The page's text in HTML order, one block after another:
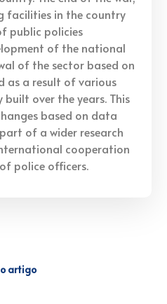
facilities in the country
public policies
of the national
of the sector based on
as a result of various
built over the years. This
based on data
of a wider research
cooperation
police officers.
artigo